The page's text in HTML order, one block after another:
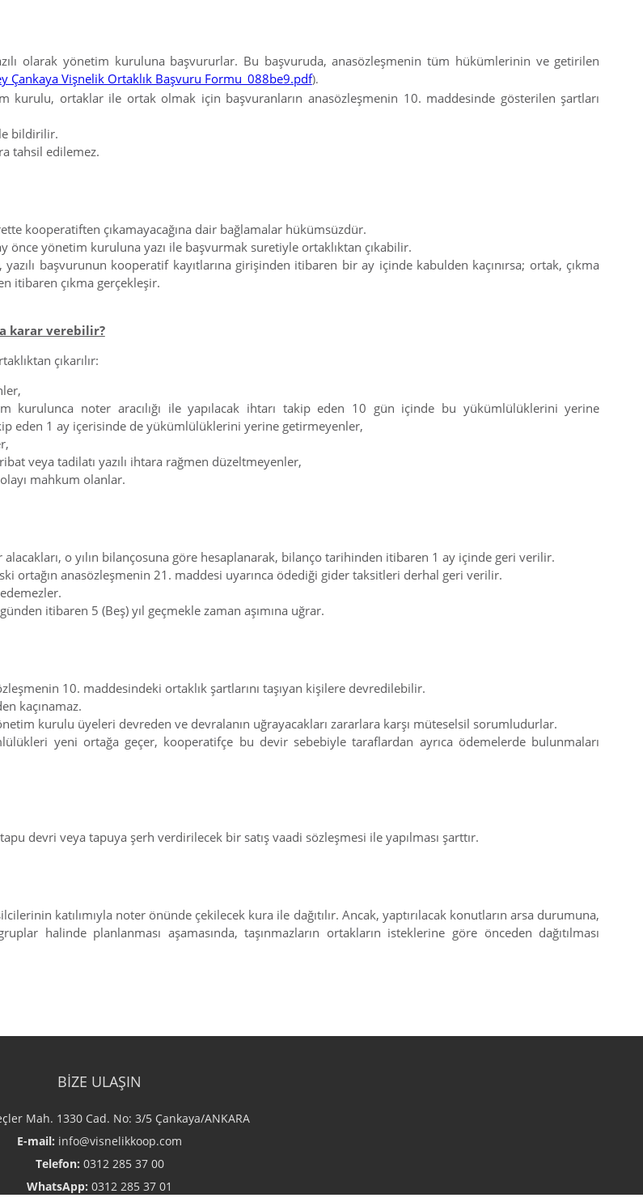
olarak yönetim kuruluna başvururlar. Bu başvuruda, anasözleşmenin tüm hükümlerinin ve getirilen
Çankaya Vişnelik Ortaklık Başvuru Formu_088be9.pdf).
kurulu, ortaklar ile ortak olmak için başvuranların anasözleşmenin 10. maddesinde gösterilen şartları
bildirilir.
tahsil edilemez.
kooperatiften çıkamayacağına dair bağlamalar hükümsüzdür.
yönetim kuruluna yazı ile başvurmak suretiyle ortaklıktan çıkabilir.
başvurunun kooperatif kayıtlarına girişinden itibaren bir ay içinde kabulden kaçınırsa; ortak, çıkma
itibaren çıkma gerçekleşir.
karar verebilir?
çıkarılır:
kurulunca noter aracılığı ile yapılacak ihtarı takip eden 10 gün içinde bu yükümlülüklerini yerine
eden 1 ay içerisinde de yükümlülüklerini yerine getirmeyenler,
veya tadilatı yazılı ihtara rağmen düzeltmeyenler,
mahkum olanlar.
o yılın bilançosuna göre hesaplanarak, bilanço tarihinden itibaren 1 ay içinde geri verilir.
ortağın anasözleşmenin 21. maddesi uyarınca ödediği gider taksitleri derhal geri verilir.
itibaren 5 (Beş) yıl geçmekle zaman aşımına uğrar.
10. maddesindeki ortaklık şartlarını taşıyan kişilere devredilebilir.
kaçınamaz.
kurulu üyeleri devreden ve devralanın uğrayacakları zararlara karşı müteselsil sorumludurlar.
yeni ortağa geçer, kooperatifçe bu devir sebebiyle taraflardan ayrıca ödemelerde bulunmaları
devri veya tapuya şerh verdirilecek bir satış vaadi sözleşmesi ile yapılması şarttır.
katılımıyla noter önünde çekilecek kura ile dağıtılır. Ancak, yaptırılacak konutların arsa durumuna,
halinde planlanması aşamasında, taşınmazların ortakların isteklerine göre önceden dağıtılması
BİZE ULAŞIN
Mah. 1330 Cad. No: 3/5 Çankaya/ANKARA
E-mail: info@visnelikkoop.com
Telefon: 0312 285 37 00
WhatsApp: 0312 285 37 01